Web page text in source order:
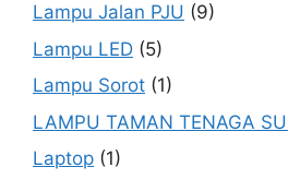
Lampu Jalan PJU (9)
Lampu LED (5)
Lampu Sorot (1)
LAMPU TAMAN TENAGA
Laptop (1)